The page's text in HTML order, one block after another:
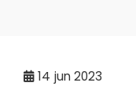
14 jun 2023